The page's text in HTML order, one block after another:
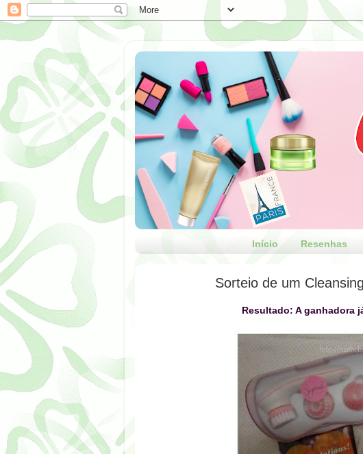
Início Resenhas
Sorteio de um
Resultado: A ganhadora